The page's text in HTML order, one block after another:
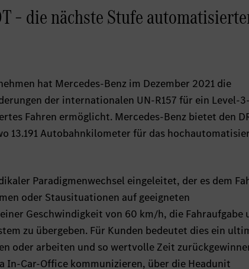
– die nächste Stufe
hat Mercedes-Benz im Dezember 2021 die
der internationalen UN-R157 für ein Level-3-
Fahren ermöglicht. Mercedes-Benz bietet den
13.191 Autobahnkilometer für das
Paradigmenwechsel eingeleitet, der es dem
oder Stausituationen auf geeigneten
Geschwindigkeit von 60 km/h, die Fahraufgabe
zu übergeben. Für Kunden bedeutet dies ein
oder arbeiten und so wertvolle Zeit
In-Car-Office kommunizieren, über die Headunit